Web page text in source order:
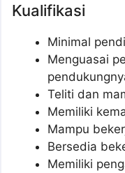
Kualifikasi
Minimal
Menguasai
Teliti dan
Memiliki
Mampu
Bersedia
Memiliki